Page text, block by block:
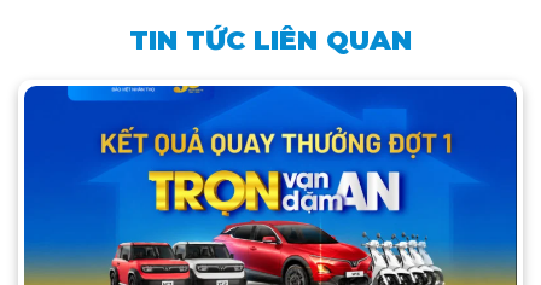
TIN TỨC LIÊN QUAN